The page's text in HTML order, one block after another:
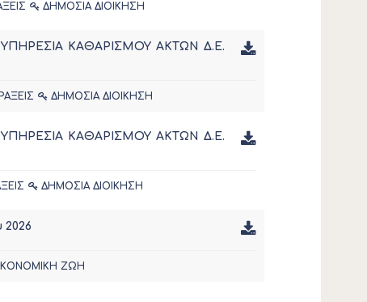
ΔΗΜΟΣΙΑ ΔΙΟΙΚΗΣΗ
«ΥΠΗΡΕΣΙΑ ΚΑΘΑΡΙΣΜΟΥ ΑΚΤΩΝ Δ.Ε.
ΔΗΜΟΣΙΑ ΔΙΟΙΚΗΣΗ
«ΥΠΗΡΕΣΙΑ ΚΑΘΑΡΙΣΜΟΥ ΑΚΤΩΝ Δ.Ε.
ΔΗΜΟΣΙΑ ΔΙΟΙΚΗΣΗ
2026
ΖΩΗ